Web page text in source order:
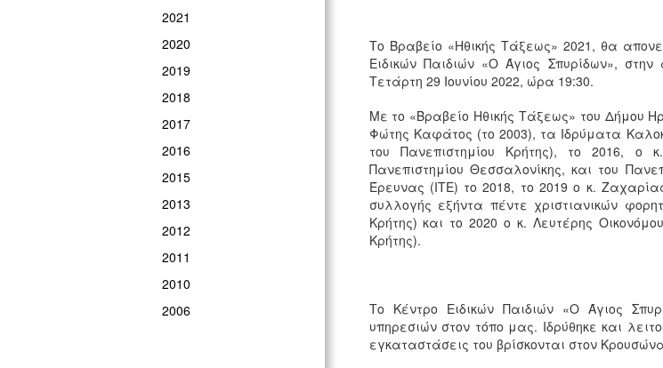
2021
2020
2019
2018
2017
2016
2015
2013
2012
2011
2010
2006
Το Βραβείο «Ηθικής Τάξεως» 2021, θα
Ειδικών Παιδιών «Ο Άγιος Σπυρίδων»,
Τετάρτη 29 Ιουνίου 2022, ώρα 19:30.
Με το «Βραβείο Ηθικής Τάξεως» του Δήμου
Φώτης Καφάτος (το 2003), τα Ιδρύματα
του Πανεπιστημίου Κρήτης), το 2016, ο
Πανεπιστημίου Θεσσαλονίκης, και του
Έρευνας (ΙΤΕ) το 2018, το 2019 ο κ.
συλλογής εξήντα πέντε χριστιανικών
Κρήτης) και το 2020 ο κ. Λευτέρης
Κρήτης).
Το Κέντρο Ειδικών Παιδιών «Ο Άγιος
υπηρεσιών στον τόπο μας. Ιδρύθηκε και
εγκαταστάσεις του βρίσκονται στον